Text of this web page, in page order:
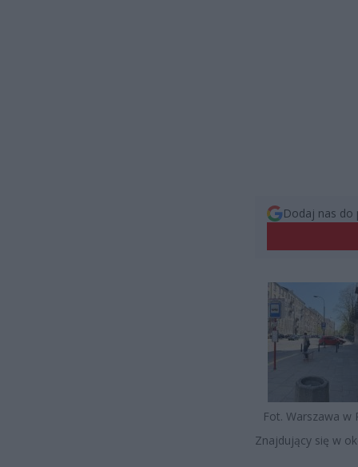
Dodaj nas do
Fot. Warszawa w
Znajdujący się w